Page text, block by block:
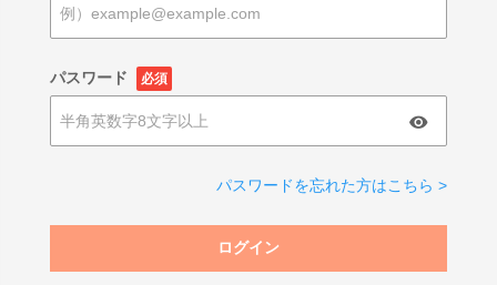
パスワード 必須
パスワードを忘れた方はこちら >
ログイン